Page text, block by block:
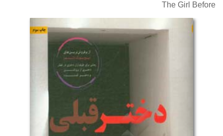
The Girl Before